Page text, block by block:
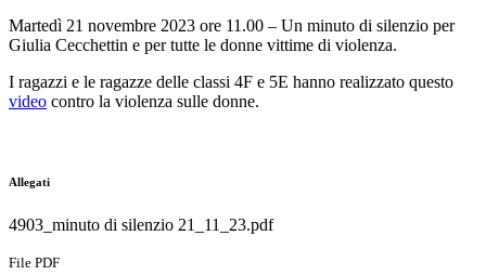
Martedì 21 novembre 2023 ore 11.00 – Un minuto di silenzio per
Giulia Cecchettin e per tutte le donne vittime di violenza.
I ragazzi e le ragazze delle classi 4F e 5E hanno realizzato questo
video contro la violenza sulle donne.
Allegati
4903_minuto di silenzio 21_11_23.pdf
File PDF